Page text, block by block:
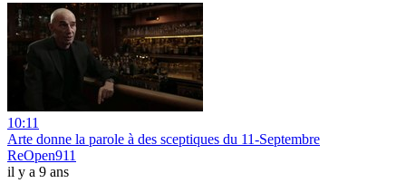
10:11
Arte donne la parole à des sceptiques du 11-Septembre
ReOpen911
il y a 9 ans